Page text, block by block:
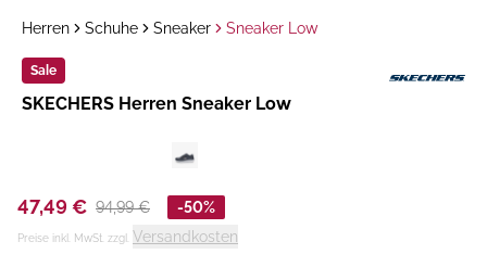
Herren Schuhe Sneaker Sneaker Low
Sale
Hersteller:
​SKECHERS Herren Sneaker Low
47,49 € 94,99 € -50%
Preise inkl. MwSt. zzgl. Versandkosten